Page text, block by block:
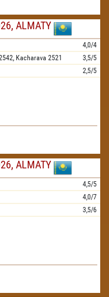
ALMATY
4,0/4
Kacharava 2521
3,5/5
2,5/5
ALMATY
4,5/5
4,0/7
3,5/6